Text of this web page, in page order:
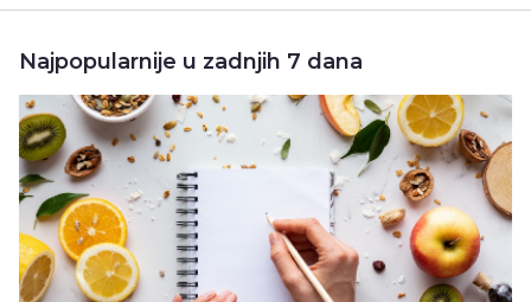
Najpopularnije u zadnjih 7 dana